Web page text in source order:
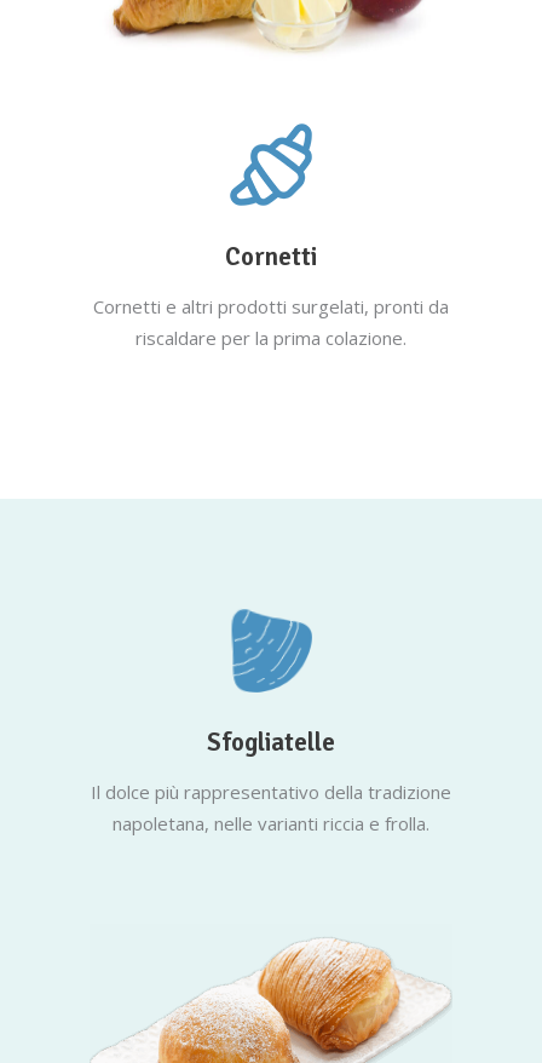
Cornetti
Cornetti e altri prodotti surgelati, pronti da
riscaldare per la prima colazione.
Sfogliatelle
Il dolce più rappresentativo della tradizione
napoletana, nelle varianti riccia e frolla.